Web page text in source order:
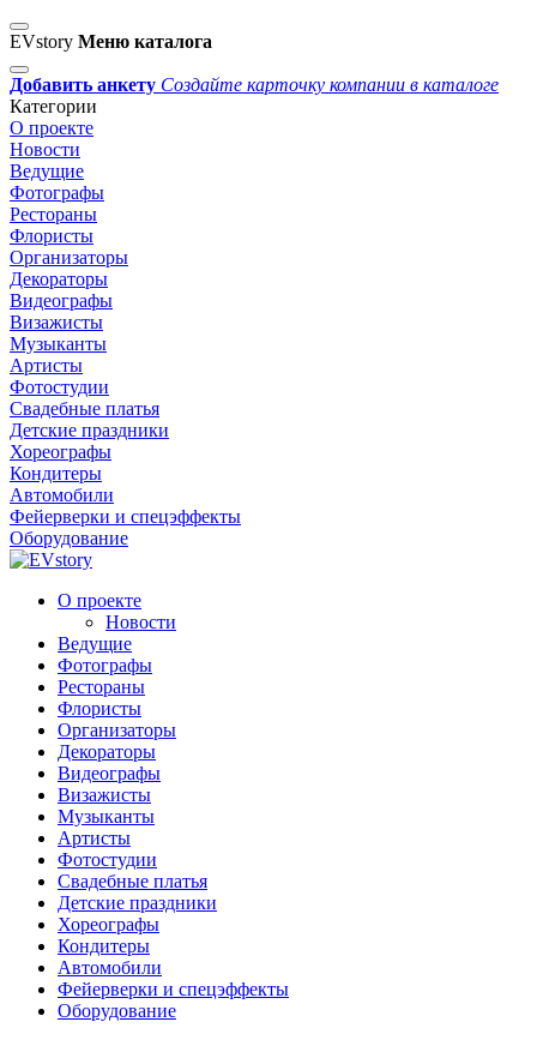
EVstory Меню каталога
Добавить анкету Создайте карточку компании в каталоге
Категории
О проекте
Новости
Ведущие
Фотографы
Рестораны
Флористы
Организаторы
Декораторы
Видеографы
Визажисты
Музыканты
Артисты
Фотостудии
Свадебные платья
Детские праздники
Хореографы
Кондитеры
Автомобили
Фейерверки и спецэффекты
Оборудование
О проекте
Новости
Ведущие
Фотографы
Рестораны
Флористы
Организаторы
Декораторы
Видеографы
Визажисты
Музыканты
Артисты
Фотостудии
Свадебные платья
Детские праздники
Хореографы
Кондитеры
Автомобили
Фейерверки и спецэффекты
Оборудование